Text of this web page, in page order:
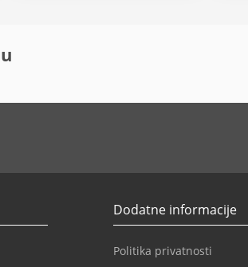
Dodatne informacije
Politika privatnosti